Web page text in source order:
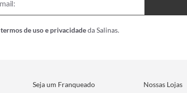
termos de uso e privacidadeda Salinas.
Seja um Franqueado Nossas Lojas